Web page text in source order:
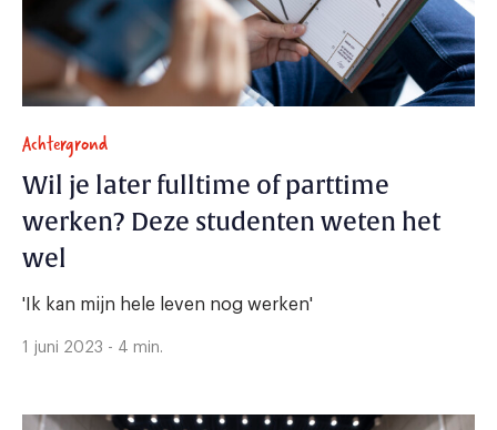
Achtergrond
Wil je later fulltime of parttime
werken? Deze studenten weten het
wel
'Ik kan mijn hele leven nog werken'
1 juni 2023 - 4 min.